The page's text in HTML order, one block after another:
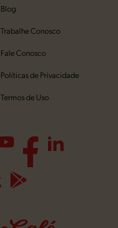
Blog
Trabalhe Conosco
Fale Conosco
Políticas de Privacidade
Termos de Uso